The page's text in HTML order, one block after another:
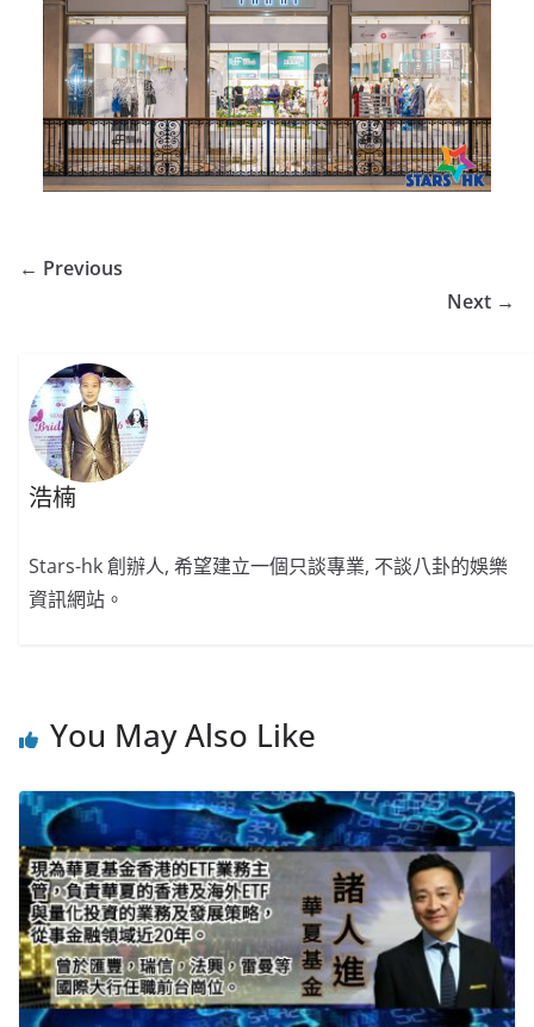
← Previous
Next →
浩楠
Stars-hk 創辦人, 希望建立一個只談專業, 不談八卦的娛樂
資訊網站。
You May Also Like